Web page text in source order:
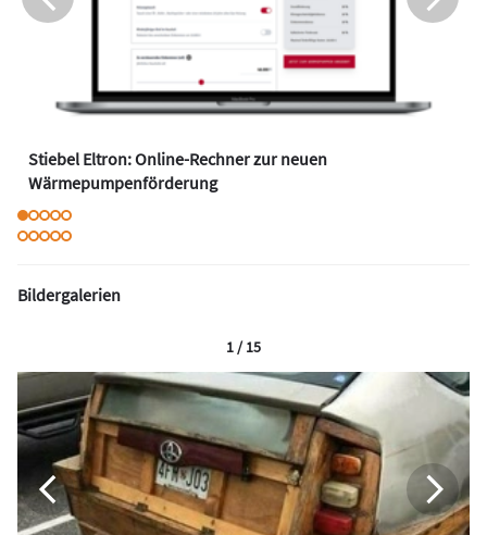
Stiebel Eltron: Online-Rechner zur neuen
Wärmepumpenförderung
Bildergalerien
1 / 15